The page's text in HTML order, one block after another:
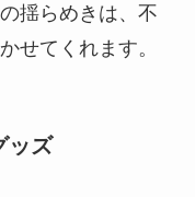
揺らめきは、不
せてくれます。
ッズ